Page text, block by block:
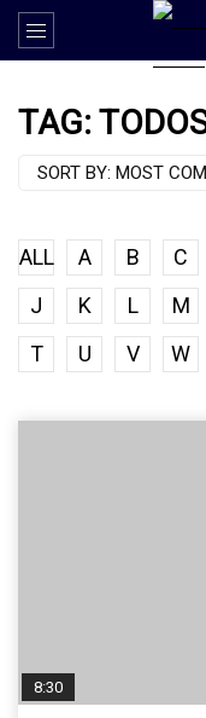
TAG:
SORT BY: MOST
ALL A B C
J
K L M
T
U V W
8:30